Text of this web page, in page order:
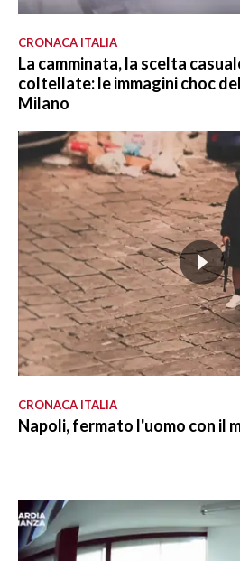
CRONACA ITALIA
La camminata, la scelta
coltellate: le immagini choc
Milano
CRONACA ITALIA
Napoli, fermato l'uomo con il